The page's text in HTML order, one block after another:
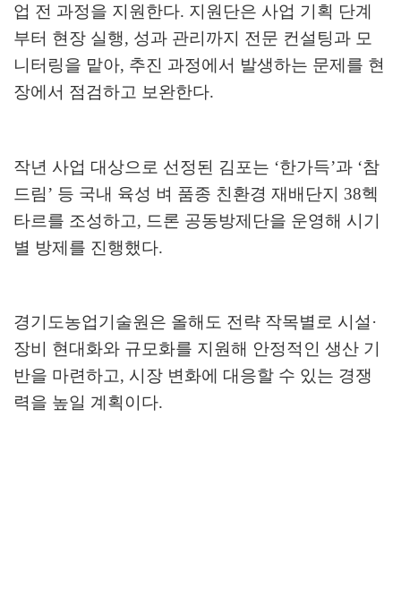
업 전 과정을 지원한다. 지원단은 사업 기획 단계
부터 현장 실행, 성과 관리까지 전문 컨설팅과 모
니터링을 맡아, 추진 과정에서 발생하는 문제를 현
장에서 점검하고 보완한다.
작년 사업 대상으로 선정된 김포는 ‘한가득’과 ‘참
드림’ 등 국내 육성 벼 품종 친환경 재배단지 38헥
타르를 조성하고, 드론 공동방제단을 운영해 시기
별 방제를 진행했다.
경기도농업기술원은 올해도 전략 작목별로 시설 ·
장비 현대화와 규모화를 지원해 안정적인 생산 기
반을 마련하고, 시장 변화에 대응할 수 있는 경쟁
력을 높일 계획이다.